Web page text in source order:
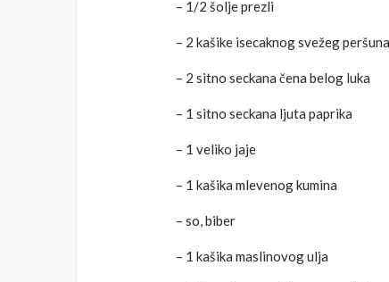
– 1/2 šolje prezli
– 2 kašike isecaknog svežeg peršuna
– 2 sitno seckana čena belog luka
– 1 sitno seckana ljuta paprika
– 1 veliko jaje
– 1 kašika mlevenog kumina
– so, biber
– 1 kašika maslinovog ulja